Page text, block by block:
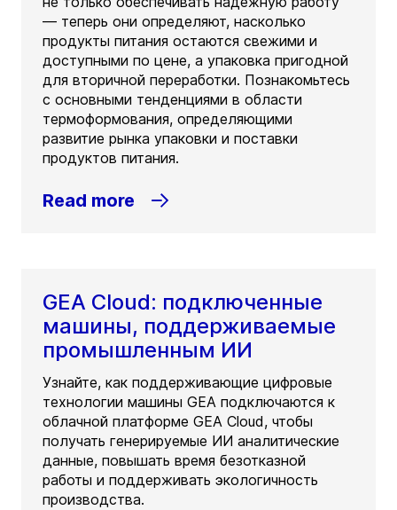
— теперь они определяют, насколько
продукты питания остаются свежими и
доступными по цене, а упаковка пригодной
для вторичной переработки. Познакомьтесь
с основными тенденциями в области
термоформования, определяющими
развитие рынка упаковки и поставки
продуктов питания.
Read more
GEA Cloud: подключенные
машины, поддерживаемые
промышленным ИИ
Узнайте, как поддерживающие цифровые
технологии машины GEA подключаются к
облачной платформе GEA Cloud, чтобы
получать генерируемые ИИ аналитические
данные, повышать время безотказной
работы и поддерживать экологичность
производства.